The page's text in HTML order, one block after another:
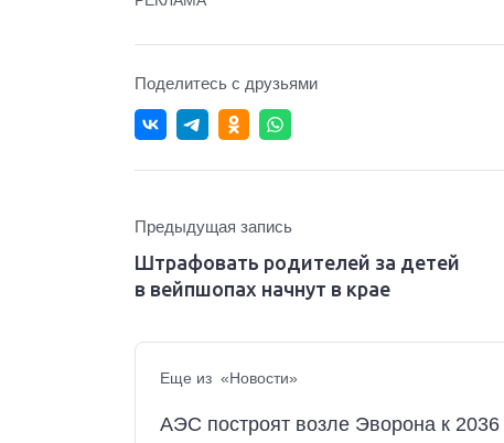
Поделитесь с друзьями
Предыдущая запись
Штрафовать родителей за детей
в вейпшопах начнут в крае
Еще из «Новости»
АЭС построят возле Эворона к 2036